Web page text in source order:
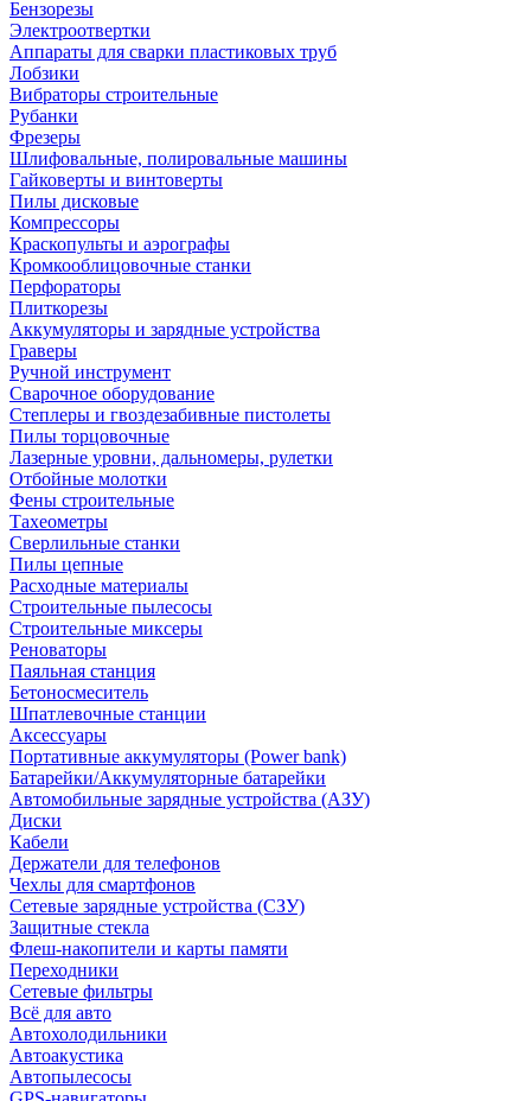
Бензорезы
Электроотвертки
Аппараты для сварки пластиковых труб
Лобзики
Вибраторы строительные
Рубанки
Фрезеры
Шлифовальные, полировальные машины
Гайковерты и винтоверты
Пилы дисковые
Компрессоры
Краскопульты и аэрографы
Кромкооблицовочные станки
Перфораторы
Плиткорезы
Аккумуляторы и зарядные устройства
Граверы
Ручной инструмент
Сварочное оборудование
Степлеры и гвоздезабивные пистолеты
Пилы торцовочные
Лазерные уровни, дальномеры, рулетки
Отбойные молотки
Фены строительные
Тахеометры
Сверлильные станки
Пилы цепные
Расходные материалы
Строительные пылесосы
Строительные миксеры
Реноваторы
Паяльная станция
Бетоносмеситель
Шпатлевочные станции
Аксессуары
Портативные аккумуляторы (Power bank)
Батарейки/Аккумуляторные батарейки
Автомобильные зарядные устройства (АЗУ)
Диски
Кабели
Держатели для телефонов
Чехлы для смартфонов
Сетевые зарядные устройства (СЗУ)
Защитные стекла
Флеш-накопители и карты памяти
Переходники
Сетевые фильтры
Всё для авто
Автохолодильники
Автоакустика
Автопылесосы